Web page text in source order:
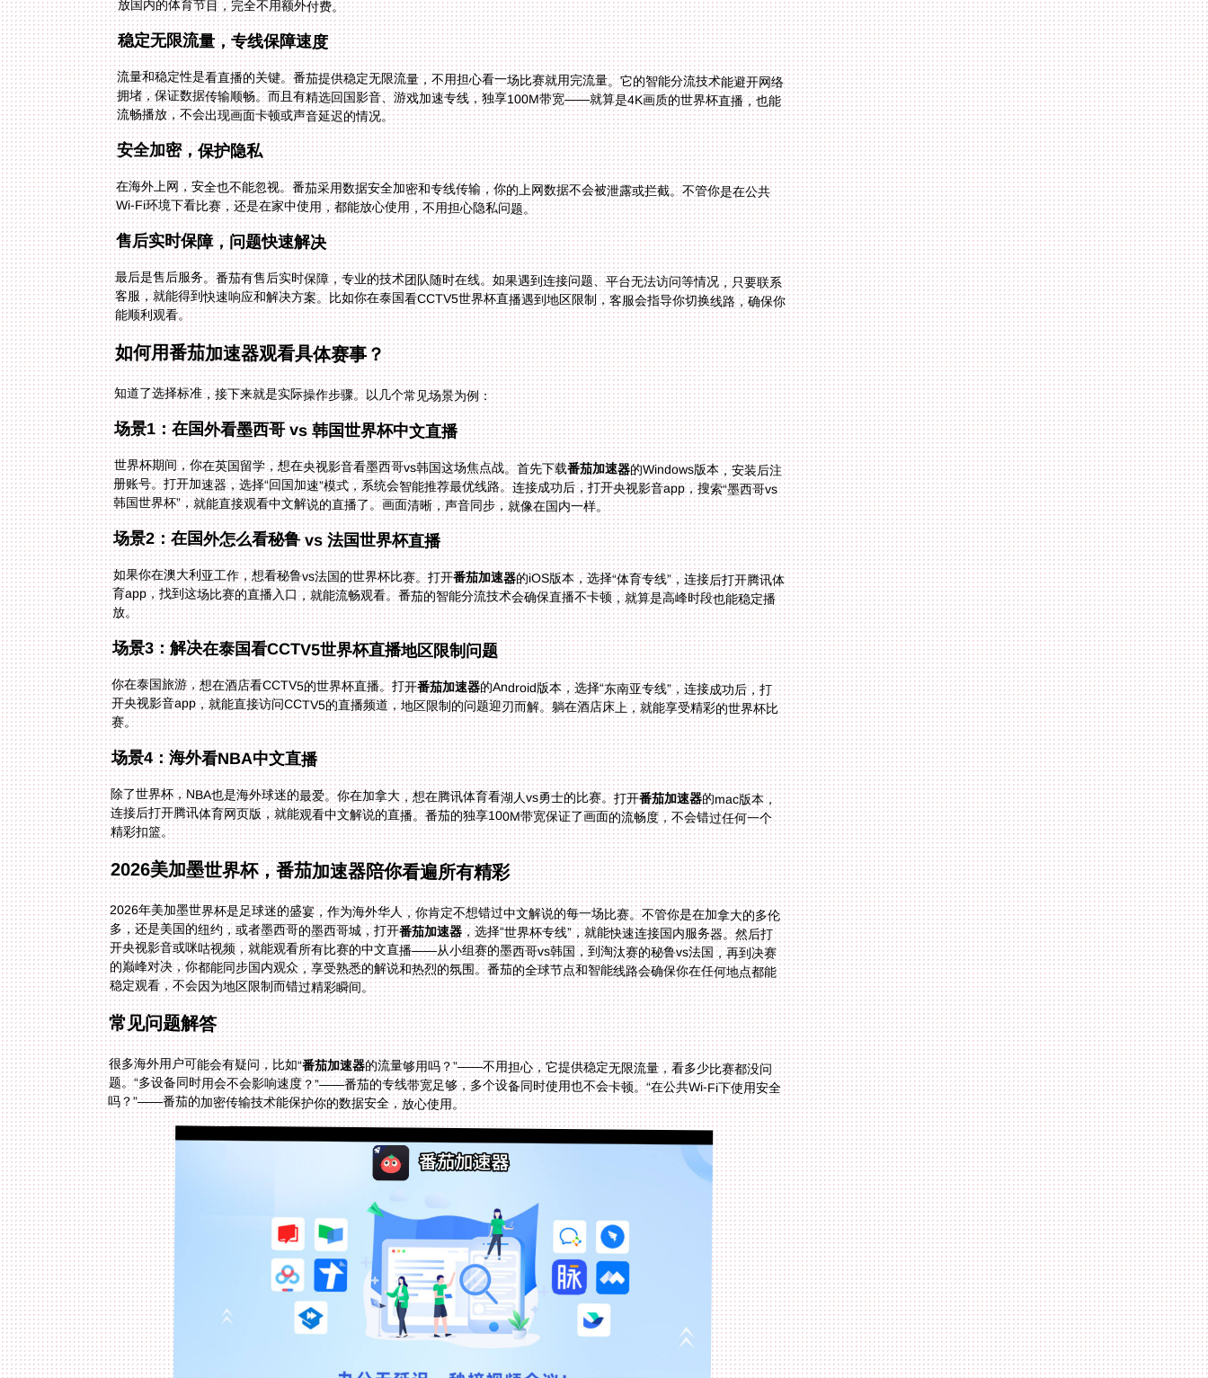
放国内的体育节目，完全不用额外付费。
稳定无限流量，专线保障速度
流量和稳定性是看直播的关键。番茄提供稳定无限流量，不用担心看一场比赛就用完流量。它的智能分流技术能避开网络
拥堵，保证数据传输顺畅。而且有精选回国影音、游戏加速专线，独享100M带宽——就算是4K画质的世界杯直播，也能
流畅播放，不会出现画面卡顿或声音延迟的情况。
安全加密，保护隐私
在海外上网，安全也不能忽视。番茄采用数据安全加密和专线传输，你的上网数据不会被泄露或拦截。不管你是在公共
Wi-Fi环境下看比赛，还是在家中使用，都能放心使用，不用担心隐私问题。
售后实时保障，问题快速解决
最后是售后服务。番茄有售后实时保障，专业的技术团队随时在线。如果遇到连接问题、平台无法访问等情况，只要联系
客服，就能得到快速响应和解决方案。比如你在泰国看CCTV5世界杯直播遇到地区限制，客服会指导你切换线路，确保你
能顺利观看。
如何用番茄加速器观看具体赛事？
知道了选择标准，接下来就是实际操作步骤。以几个常见场景为例：
场景1：在国外看墨西哥 vs 韩国世界杯中文直播
世界杯期间，你在英国留学，想在央视影音看墨西哥vs韩国这场焦点战。首先下载番茄加速器的Windows版本，安装后注
册账号。打开加速器，选择“回国加速”模式，系统会智能推荐最优线路。连接成功后，打开央视影音app，搜索“墨西哥vs
韩国世界杯”，就能直接观看中文解说的直播了。画面清晰，声音同步，就像在国内一样。
场景2：在国外怎么看秘鲁 vs 法国世界杯直播
如果你在澳大利亚工作，想看秘鲁vs法国的世界杯比赛。打开番茄加速器的iOS版本，选择“体育专线”，连接后打开腾讯体
育app，找到这场比赛的直播入口，就能流畅观看。番茄的智能分流技术会确保直播不卡顿，就算是高峰时段也能稳定播
放。
场景3：解决在泰国看CCTV5世界杯直播地区限制问题
你在泰国旅游，想在酒店看CCTV5的世界杯直播。打开番茄加速器的Android版本，选择“东南亚专线”，连接成功后，打
开央视影音app，就能直接访问CCTV5的直播频道，地区限制的问题迎刃而解。躺在酒店床上，就能享受精彩的世界杯比
赛。
场景4：海外看NBA中文直播
除了世界杯，NBA也是海外球迷的最爱。你在加拿大，想在腾讯体育看湖人vs勇士的比赛。打开番茄加速器的mac版本，
连接后打开腾讯体育网页版，就能观看中文解说的直播。番茄的独享100M带宽保证了画面的流畅度，不会错过任何一个
精彩扣篮。
2026美加墨世界杯，番茄加速器陪你看遍所有精彩
2026年美加墨世界杯是足球迷的盛宴，作为海外华人，你肯定不想错过中文解说的每一场比赛。不管你是在加拿大的多伦
多，还是美国的纽约，或者墨西哥的墨西哥城，打开番茄加速器，选择“世界杯专线”，就能快速连接国内服务器。然后打
开央视影音或咪咕视频，就能观看所有比赛的中文直播——从小组赛的墨西哥vs韩国，到淘汰赛的秘鲁vs法国，再到决赛
的巅峰对决，你都能同步国内观众，享受熟悉的解说和热烈的氛围。番茄的全球节点和智能线路会确保你在任何地点都能
稳定观看，不会因为地区限制而错过精彩瞬间。
常见问题解答
很多海外用户可能会有疑问，比如“番茄加速器的流量够用吗？”——不用担心，它提供稳定无限流量，看多少比赛都没问
题。“多设备同时用会不会影响速度？”——番茄的专线带宽足够，多个设备同时使用也不会卡顿。“在公共Wi-Fi下使用安全
吗？”——番茄的加密传输技术能保护你的数据安全，放心使用。